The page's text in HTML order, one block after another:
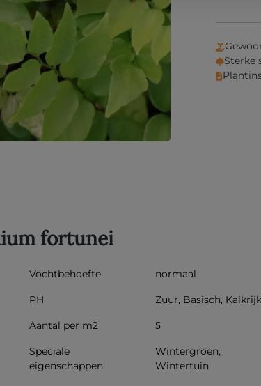
Sterke
fortunei
Vochtbehoefte normaal
PH Zuur, Basisch, Kalkrijk
Aantal per m2 5
Speciale
eigenschappen
Wintergroen,
Wintertuin